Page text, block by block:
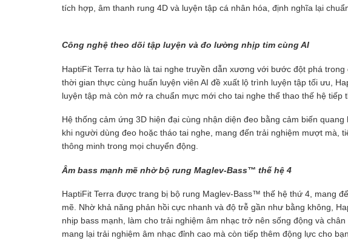
tích hợp, âm thanh rung 4D và luyện tập cá nhân hóa, định nghĩa lại
Công nghệ theo dõi tập luyện và đo lường nhịp tim cùng AI
HaptiFit Terra tự hào là tai nghe truyền dẫn xương với bước đột phá
thời gian thực cùng huấn luyện viên AI đề xuất lộ trình luyện tập tối ưu,
luyện tập mà còn mở ra chuẩn mực mới cho tai nghe thể thao thế hệ tiếp
Hệ thống cảm ứng 3D hiện đại cùng nhận diện đeo bằng cảm biến
khi người dùng đeo hoặc tháo tai nghe, mang đến trải nghiệm mượt mà,
thông minh trong mọi chuyển động.
Âm bass mạnh mẽ nhờ bộ rung Maglev-Bass™ thế hệ 4
HaptiFit Terra được trang bị bộ rung Maglev-Bass™ thế hệ thứ 4, mang
mẽ. Nhờ khả năng phản hồi cực nhanh và độ trễ gần như bằng không,
nhịp bass mạnh, làm cho trải nghiệm âm nhạc trở nên sống động và
mang lại trải nghiệm âm nhạc đỉnh cao mà còn tiếp thêm động lực cho